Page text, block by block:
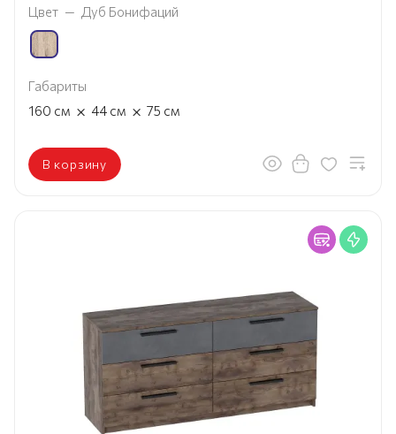
Цвет — Дуб Бонифаций
Габариты
160 см × 44 см × 75 см
В корзину